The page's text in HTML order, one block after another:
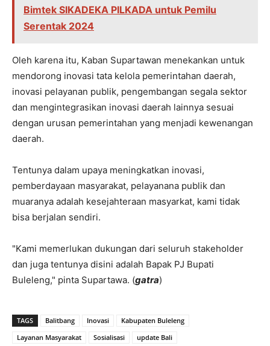
Bimtek SIKADEKA PILKADA untuk Pemilu
Serentak 2024
Oleh karena itu, Kaban Supartawan menekankan untuk
mendorong inovasi tata kelola pemerintahan daerah,
inovasi pelayanan publik, pengembangan segala sektor
dan mengintegrasikan inovasi daerah lainnya sesuai
dengan urusan pemerintahan yang menjadi kewenangan
daerah.
Tentunya dalam upaya meningkatkan inovasi,
pemberdayaan masyarakat, pelayanana publik dan
muaranya adalah kesejahteraan masyarkat, kami tidak
bisa berjalan sendiri.
"Kami memerlukan dukungan dari seluruh stakeholder
dan juga tentunya disini adalah Bapak PJ Bupati
Buleleng," pinta Supartawa. (gatra)
TAGS Balitbang Inovasi
Kabupaten Buleleng
Layanan Masyarakat
Sosialisasi update Bali